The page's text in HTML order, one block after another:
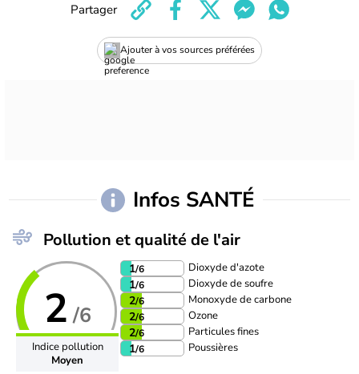
Ajouter à vos sources préférées
Partager
Infos SANTÉ
Pollution et qualité de l'air
2 /6
Indice pollution
Moyen
1/6 Dioxyde d'azote
1/6 Dioxyde de soufre
2/6 Monoxyde de carbone
2/6 Ozone
2/6 Particules fines
1/6 Poussières